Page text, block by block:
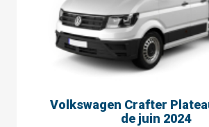
Volkswagen Crafter
de juin 2024